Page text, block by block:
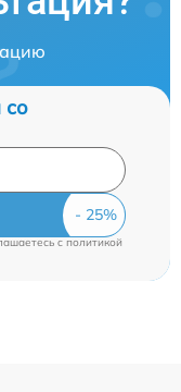
со
cполитикой